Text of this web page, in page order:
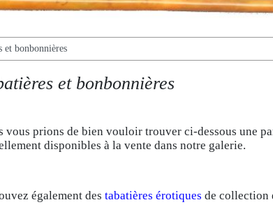
et bonbonnières
et bonbonnières
vous prions de bien vouloir trouver ci-dessous une
disponibles à la vente dans notre galerie.
également des tabatières érotiques de collection